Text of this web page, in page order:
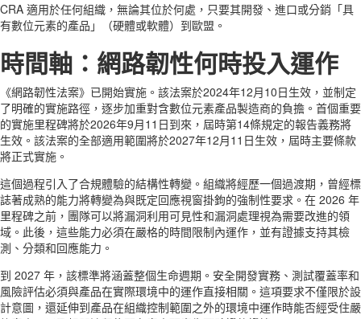
CRA 適用於任何組織，無論其位於何處，只要其開發、進口或分銷「具
有數位元素的產品」（硬體或軟體）到歐盟。
時間軸：網路韌性何時投入運作
《網路韌性法案》已開始實施。該法案於2024年12月10日生效，並制定
了明確的實施路徑，逐步加重對含數位元素產品製造商的負擔。首個重要
的實施里程碑將於2026年9月11日到來，屆時第14條規定的報告義務將
生效。該法案的全部適用範圍將於2027年12月11日生效，屆時主要條款
將正式實施。
這個過程引入了合規體驗的結構性轉變。組織將經歷一個過渡期，曾經標
誌著成熟的能力將轉變為與既定回應視窗掛鉤的強制性要求。在 2026 年
里程碑之前，團隊可以將漏洞利用可見性和漏洞處理視為需要改進的領
域。此後，這些能力必須在嚴格的時間限制內運作，並有證據支持其檢
測、分類和回應能力。
到 2027 年，該標準將涵蓋整個生命週期。安全開發實務、測試覆蓋率和
風險評估必須與產品在實際環境中的運作直接相關。這項要求不僅限於設
計意圖，還延伸到產品在組織控制範圍之外的環境中運作時能否經受住嚴